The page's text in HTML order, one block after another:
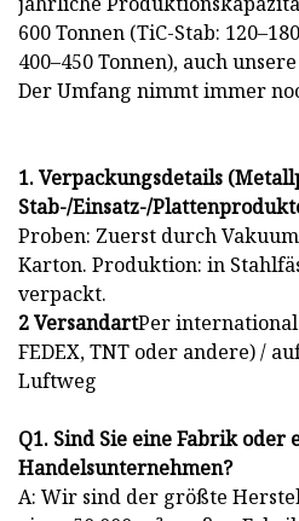
600 Tonnen (TiC-Stab:
400–450 Tonnen), auch
Der Umfang nimmt immer
1. Verpackungsdetails
Stab-/Einsatz-/
Proben: Zuerst durch
Karton. Produktion: in
verpackt.
2 VersandartPer
FEDEX, TNT oder andere) /
Luftweg
Q1. Sind Sie eine Fabrik oder
Handelsunternehmen?
A: Wir sind der größte